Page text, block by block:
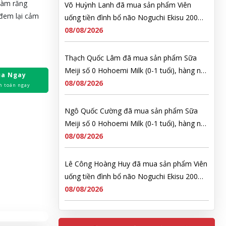
răng
lại cảm
Ngay
toán ngay
Võ Huỳnh Lanh đã mua sản phẩm Viên
uống tiền đình bổ não Noguchi Ekisu 200
Viên
08/08/2026
Thạch Quốc Lâm đã mua sản phẩm Sữa
Meiji số 0 Hohoemi Milk (0-1 tuổi), hàng nội
địa Nhật (hộp thiếc 800g)
08/08/2026
Ngô Quốc Cường đã mua sản phẩm Sữa
Meiji số 0 Hohoemi Milk (0-1 tuổi), hàng nội
địa Nhật (hộp thiếc 800g)
08/08/2026
Lê Công Hoàng Huy đã mua sản phẩm Viên
uống tiền đình bổ não Noguchi Ekisu 200
Viên
08/08/2026
Hoàng Nhật Nam đã mua sản phẩm Sữa